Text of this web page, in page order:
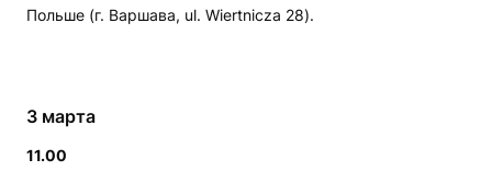
Польше (г. Варшава, ul. Wiertnicza 28).
3 марта
11.00